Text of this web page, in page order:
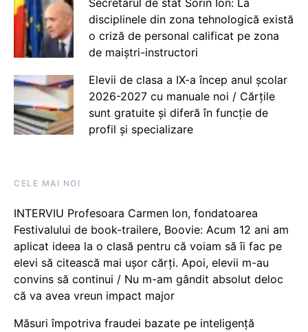
Secretarul de stat Sorin Ion: La
disciplinele din zona tehnologică există
o criză de personal calificat pe zona
de maiștri-instructori
Elevii de clasa a IX-a încep anul școlar
2026-2027 cu manuale noi / Cărțile
sunt gratuite și diferă în funcție de
profil și specializare
CELE MAI NOI
INTERVIU Profesoara Carmen Ion, fondatoarea
Festivalului de book-trailere, Boovie: Acum 12 ani am
aplicat ideea la o clasă pentru că voiam să îi fac pe
elevi să citească mai ușor cărți. Apoi, elevii m-au
convins să continui / Nu m-am gândit absolut deloc
că va avea vreun impact major
Măsuri împotriva fraudei bazate pe inteligență